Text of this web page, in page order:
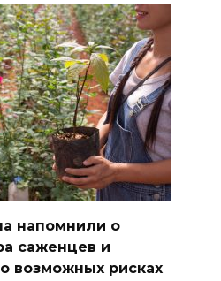
напомнили о
саженцев и
возможных рисках